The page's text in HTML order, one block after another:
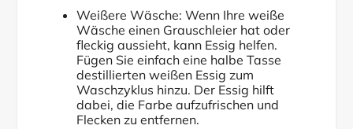
Weißere Wäsche: Wenn Ihre weiße
Wäsche einen Grauschleier hat oder
fleckig aussieht, kann Essig helfen.
Fügen Sie einfach eine halbe Tasse
destillierten weißen Essig zum
Waschzyklus hinzu. Der Essig hilft
dabei, die Farbe aufzufrischen und
Flecken zu entfernen.